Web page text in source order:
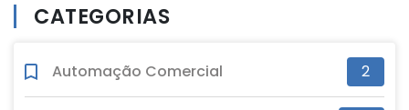
CATEGORIAS
Automação Comercial 2